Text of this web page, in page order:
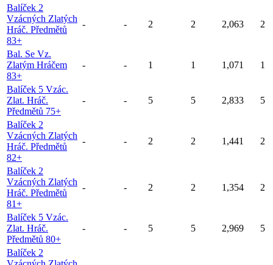
Balíček 2
Vzácných Zlatých
Hráč. Předmětů
83+
- - 2 2 2,063 2
Bal. Se Vz.
Zlatým Hráčem
83+
- - 1 1 1,071 1
Balíček 5 Vzác.
Zlat. Hráč.
Předmětů 75+
- - 5 5 2,833 5
Balíček 2
Vzácných Zlatých
Hráč. Předmětů
82+
- - 2 2 1,441 2
Balíček 2
Vzácných Zlatých
Hráč. Předmětů
81+
- - 2 2 1,354 2
Balíček 5 Vzác.
Zlat. Hráč.
Předmětů 80+
- - 5 5 2,969 5
Balíček 2